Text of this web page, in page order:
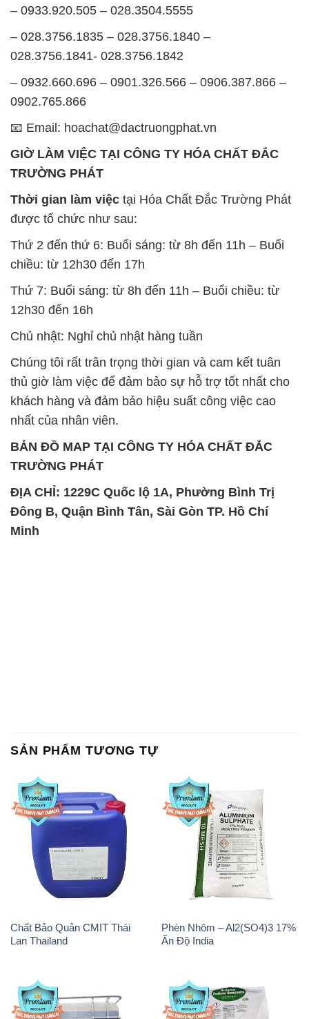
– 0933.920.505 – 028.3504.5555
– 028.3756.1835 – 028.3756.1840 –
028.3756.1841- 028.3756.1842
– 0932.660.696 – 0901.326.566 – 0906.387.866 –
0902.765.866
📧 Email: hoachat@dactruongphat.vn
GIỜ LÀM VIỆC TẠI CÔNG TY HÓA CHẤT ĐẮC
TRƯỜNG PHÁT
Thời gian làm việc tại Hóa Chất Đắc Trường Phát
được tổ chức như sau:
Thứ 2 đến thứ 6: Buổi sáng: từ 8h đến 11h – Buổi
chiều: từ 12h30 đến 17h
Thứ 7: Buổi sáng: từ 8h đến 11h – Buổi chiều: từ
12h30 đến 16h
Chủ nhật: Nghỉ chủ nhật hàng tuần
Chúng tôi rất trân trọng thời gian và cam kết tuân
thủ giờ làm việc để đảm bảo sự hỗ trợ tốt nhất cho
khách hàng và đảm bảo hiệu suất công việc cao
nhất của nhân viên.
BẢN ĐỒ MAP TẠI CÔNG TY HÓA CHẤT ĐẮC
TRƯỜNG PHÁT
ĐỊA CHỈ: 1229C Quốc lộ 1A, Phường Bình Trị
Đông B, Quận Bình Tân, Sài Gòn TP. Hồ Chí
Minh
SẢN PHẨM TƯƠNG TỰ
Chất Bảo Quản CMIT Thái
Lan Thailand
Phèn Nhôm – Al2(SO4)3 17%
Ấn Độ India